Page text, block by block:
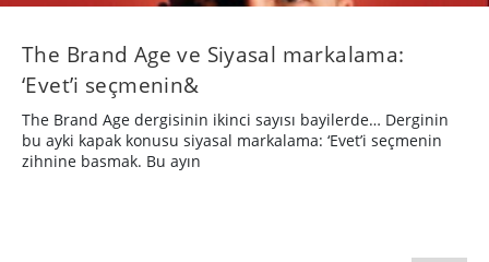
The Brand Age ve Siyasal markalama:
‘Evet’i seçmenin&
The Brand Age dergisinin ikinci sayısı bayilerde… Derginin
bu ayki kapak konusu siyasal markalama: ‘Evet’i seçmenin
zihnine basmak. Bu ayın